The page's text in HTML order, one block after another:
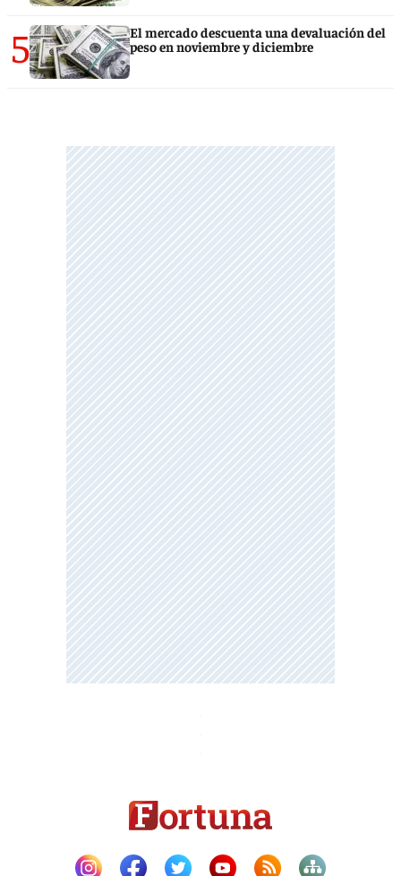
5
El mercado descuenta una devaluación del
peso en noviembre y diciembre